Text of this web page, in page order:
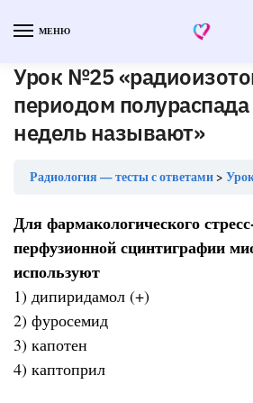
МЕНЮ
Урок №25
периодом
недель называют»
Радиология — тесты с ответами Урок №25
Для фармакологического
перфузионной сцинтиграфии
используют
1) дипиридамол (+)
2) фуросемид
3) капотен
4) каптоприл